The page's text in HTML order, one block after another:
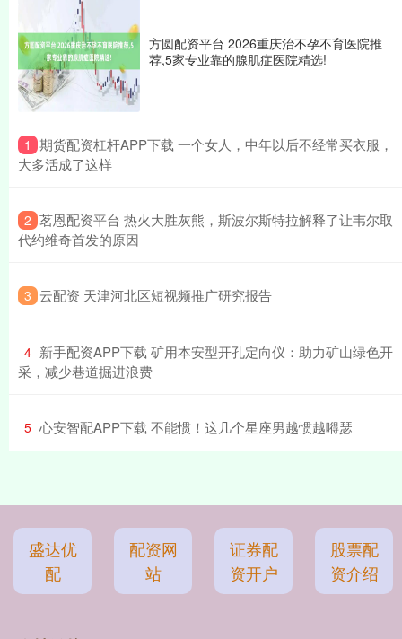
方圆配资平台 2026重庆治不孕不育医院推
荐,5家专业靠的腺肌症医院精选!
1 ​期货配资杠杆APP下载 一个女人，中年以后不经常买衣服，
大多活成了这样
2 ​茗恩配资平台 热火大胜灰熊，斯波尔斯特拉解释了让韦尔取
代约维奇首发的原因
3 ​云配资 天津河北区短视频推广研究报告
4 ​新手配资APP下载 矿用本安型开孔定向仪：助力矿山绿色开
采，减少巷道掘进浪费
5 ​心安智配APP下载 不能惯！这几个星座男越惯越嘚瑟
盛达优
配
配资网
站
证券配
资开户
股票配
资介绍